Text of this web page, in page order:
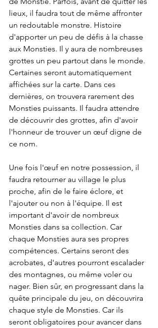
lieux, il faudra tout de même affronter
un redoutable monstre. Histoire
d'apporter un peu de défis à la chasse
aux Monsties. Il y aura de nombreuses
grottes un peu partout dans le monde.
Certaines seront automatiquement
affichées sur la carte. Dans ces
dernières, on trouvera rarement des
Monsties puissants. Il faudra attendre
de découvrir des grottes, afin d'avoir
l'honneur de trouver un œuf digne de
ce nom.
Une fois l'œuf en notre possession, il
faudra retourner au village le plus
proche, afin de le faire éclore, et
l'ajouter ou non à l'équipe. Il est
important d'avoir de nombreux
Monsties dans sa collection. Car
chaque Monsties aura ses propres
compétences. Certains seront des
acrobates, d'autres pourront escalader
des montagnes, ou même voler ou
nager. Bien sûr, en progressant dans la
quête principale du jeu, on découvrira
chaque style de Monsties. Car ils
seront obligatoires pour avancer dans